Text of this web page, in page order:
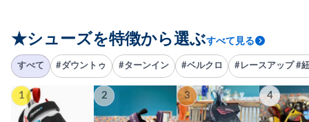
★シューズを特徴から選ぶすべて見る
すべて #ダウントゥ #ターンイン #ベルクロ #レースアップ #
1 2 3 4